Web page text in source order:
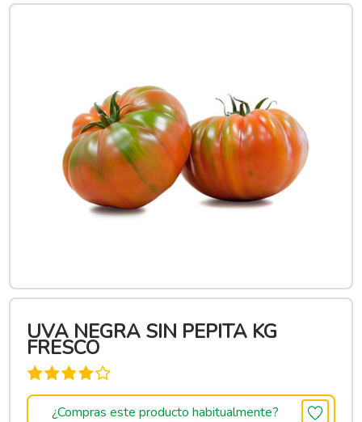
UVA NEGRA SIN PEPITA KG
FRESCO
¿Compras este producto habitualmente?